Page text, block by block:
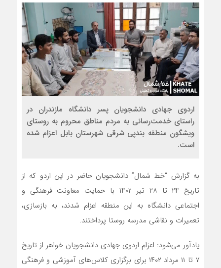
اردوی جهادی دانشجویان پسر دانشگاه مازندران در
راستای خدمت‌رسانی به مردم مناطق محروم به روستای
ویشگون منطقه بندپی شرقی شهرستان بابل اعزام شده
است.
به گزارش “خط شمال”دانشجویان حاضر در این اردو که از
تاریخ ۲۴تا ۲۸ تیر ۱۴۰۲ با حمایت معاونت فرهنگی و
اجتماعی دانشگاه به این منطقه اعزام شدند، به بازسازی،
تعمیرات و نقاشی مدرسه روستا پرداختند.
یادآور می‌شود: اعزام اردوی جهادی دانشجویان خواهر از تاریخ
۷ تا ۱۱مرداد ۱۴۰۲ برای برگزاری کلاس‌های آموزشی و فرهنگی